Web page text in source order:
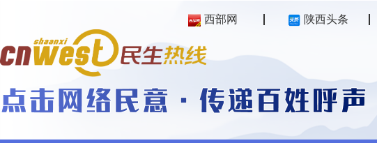
西部网 陕西头条